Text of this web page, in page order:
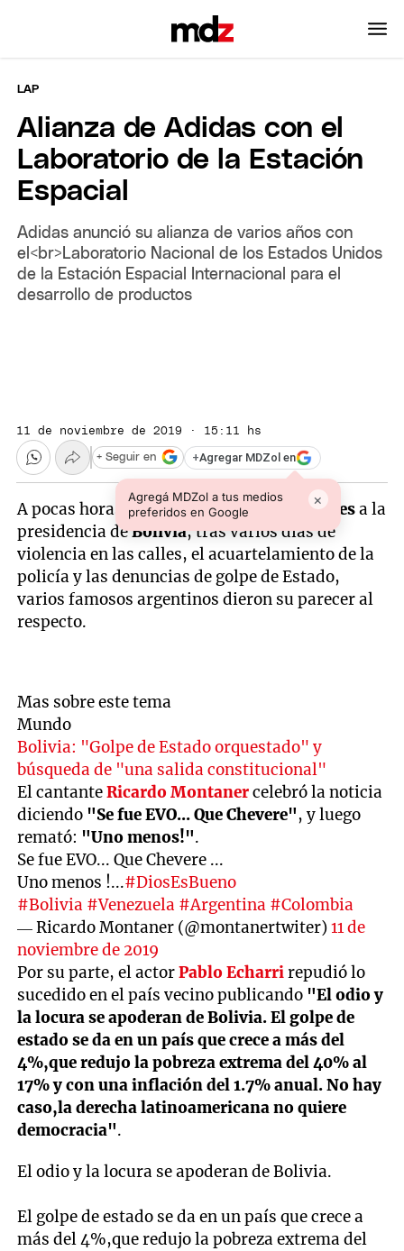
LAP
Alianza de Adidas con el
Laboratorio de la Estación
Espacial
Adidas anunció su alianza de varios años con
el<br>Laboratorio Nacional de los Estados Unidos
de la Estación Espacial Internacional para el
desarrollo de productos
11 de noviembre de 2019 · 15:11 hs
+Agregar MDZol en
Agregá MDZol a tus medios
preferidos en Google
×
+ Seguir en
A pocas horas de la renuncia de Evo Moralesa la
presidencia deBolivia, tras varios días de
violencia en las calles, el acuartelamiento de la
policía y las denuncias de golpe de Estado,
varios famosos argentinos dieron su parecer al
respecto.
Mas sobre este tema
Mundo
Bolivia: "Golpe de Estado orquestado" y
búsqueda de "una salida constitucional"
El cantanteRicardo Montanercelebró la noticia
diciendo "Se fue EVO... Que Chevere", y luego
remató: "Uno menos!".
Se fue EVO... Que Chevere ...
Uno menos !...#DiosEsBueno
#Bolivia #Venezuela #Argentina #Colombia
— Ricardo Montaner (@montanertwiter)11 de
noviembre de 2019
Por su parte, el actorPablo Echarrirepudió lo
sucedido en el país vecino publicando "El odio y
la locura se apoderan de Bolivia. El golpe de
estado se da en un país que crece a más del
4%,que redujo la pobreza extrema del 40% al
17% y con una inflación del 1.7% anual. No hay
caso,la derecha latinoamericana no quiere
democracia".
El odio y la locura se apoderan de Bolivia.
El golpe de estado se da en un país que crece a
más del 4%,que redujo la pobreza extrema del